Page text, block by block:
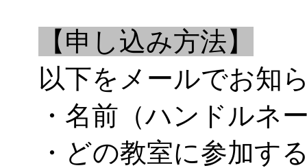
【申し込み方法】
以下をメールでお知
・名前（ハンドルネ
・どの教室に参加す